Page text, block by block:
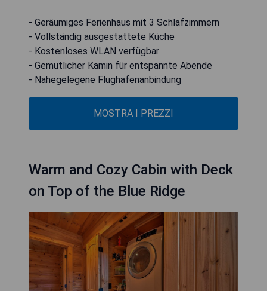
- Geräumiges Ferienhaus mit 3 Schlafzimmern
- Vollständig ausgestattete Küche
- Kostenloses WLAN verfügbar
- Gemütlicher Kamin für entspannte Abende
- Nahegelegene Flughafenanbindung
MOSTRA I PREZZI
Warm and Cozy Cabin with Deck
on Top of the Blue Ridge